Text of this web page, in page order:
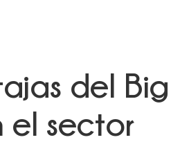
del Big
el sector